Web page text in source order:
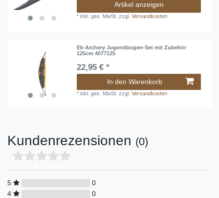
Artikel anzeigen
*inkl. ges. MwSt. zzgl.Versandkosten
Ek-Archery Jugendbogen-Set mit Zubehör
125cm 4077125
22,95 € *
In den Warenkorb
*inkl. ges. MwSt. zzgl.Versandkosten
Kundenrezensionen (0)
5
0
4
0